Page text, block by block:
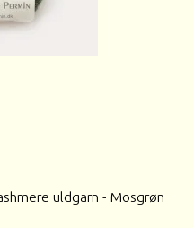
uldgarn - Mosgrøn